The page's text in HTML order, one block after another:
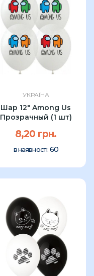
УКРАЇНА
Шар 12" Among Us
Прозрачный (1 шт)
8,20 грн.
в наявності: 60